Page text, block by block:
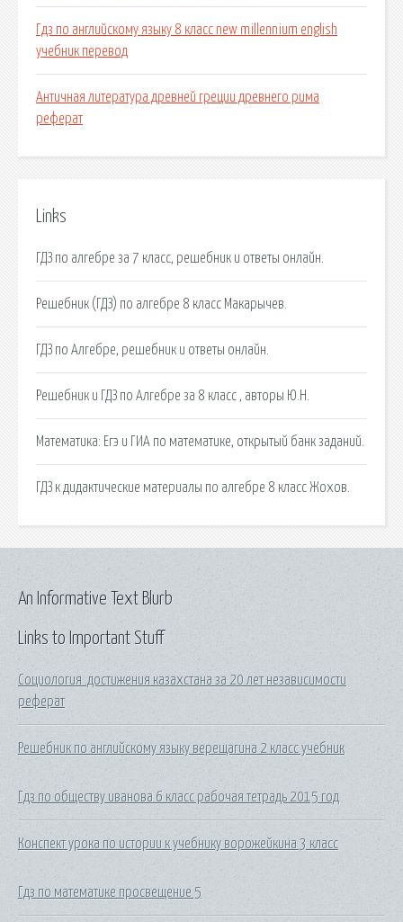
Гдз по английскому языку 8 класс new millennium english
учебник перевод
Античная литература древней греции древнего рима
реферат
Links
ГДЗ по алгебре за 7 класс, решебник и ответы онлайн.
Решебник (ГДЗ) по алгебре 8 класс Макарычев.
ГДЗ по Алгебре, решебник и ответы онлайн.
Решебник и ГДЗ по Алгебре за 8 класс , авторы Ю.Н.
Математика: Егэ и ГИА по математике, открытый банк заданий.
ГДЗ к дидактические материалы по алгебре 8 класс Жохов.
Links to Important Stuff
Социология .достижения казахстана за 20 лет независимости
реферат
Решебник по английскому языку верещагина 2 класс учебник
Гдз по обществу иванова 6 класс рабочая тетрадь 2015 год
Конспект урока по истории к учебнику ворожейкина 3 класс
Гдз по математике просвещение 5
An Informative Text Blurb